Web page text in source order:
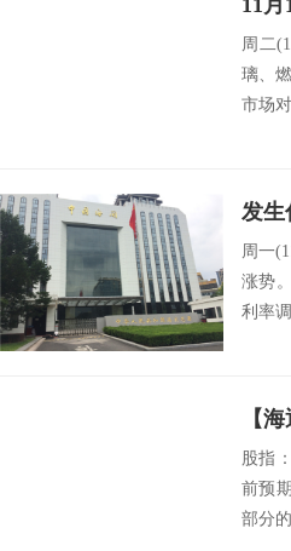
周二
璃、
市场
周一
涨势
利率
【
股指
前预
部分